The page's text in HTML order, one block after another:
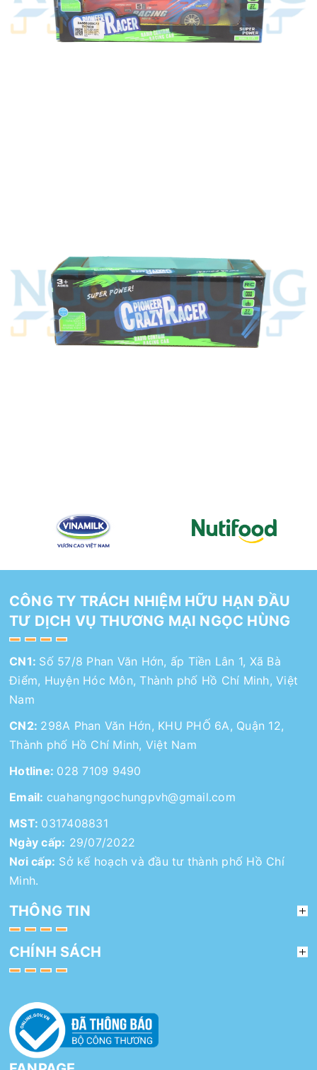
CÔNG TY TRÁCH NHIỆM HỮU HẠN ĐẦU
TƯ DỊCH VỤ THƯƠNG MẠI NGỌC HÙNG
CN1: Số 57/8 Phan Văn Hớn, ấp Tiền Lân 1, Xã Bà
Điểm, Huyện Hóc Môn, Thành phố Hồ Chí Minh, Việt
Nam
CN2: 298A Phan Văn Hớn, KHU PHỐ 6A, Quận 12,
Thành phố Hồ Chí Minh, Việt Nam
Hotline: 028 7109 9490
Email: cuahangngochungpvh@gmail.com
MST: 0317408831
Ngày cấp: 29/07/2022
Nơi cấp: Sở kế hoạch và đầu tư thành phố Hồ Chí
Minh.
THÔNG TIN
CHÍNH SÁCH